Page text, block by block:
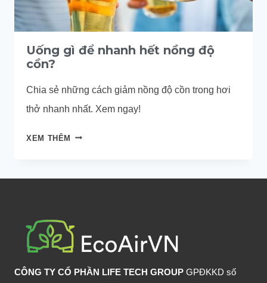
Uống gì để nhanh hết nồng độ
cồn?
Chia sẻ những cách giảm nồng độ cồn trong hơi
thở nhanh nhất. Xem ngay!
XEM THÊM UỐNG
NHANH
ĐỘ
CỒN?
CÔNG TY CỔ PHẦN LIFE TECH GROUP GPĐKKD số